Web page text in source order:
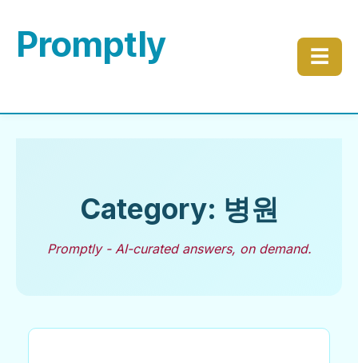
Promptly ☰
Category: 병원
Promptly - AI-curated answers, on demand.